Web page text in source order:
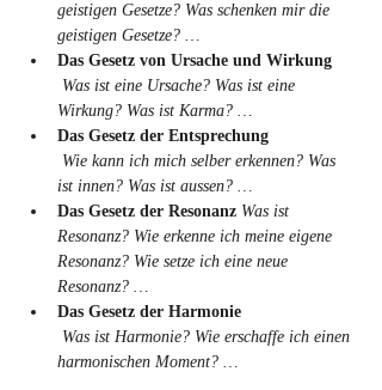
geistigen Gesetze? Was schenken mir die
geistigen Gesetze? …
Das Gesetz von Ursache und Wirkung
Was ist eine Ursache? Was ist eine
Wirkung? Was ist Karma? …
Das Gesetz der Entsprechung
Wie kann ich mich selber erkennen? Was
ist innen? Was ist aussen? …
Das Gesetz der Resonanz Was ist
Resonanz? Wie erkenne ich meine eigene
Resonanz? Wie setze ich eine neue
Resonanz? …
Das Gesetz der Harmonie
Was ist Harmonie? Wie erschaffe ich einen
harmonischen Moment? …